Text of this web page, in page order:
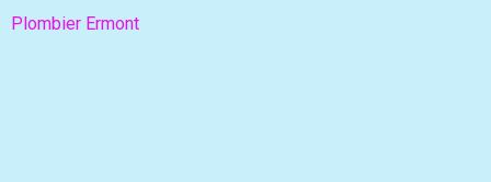
Plombier Ermont